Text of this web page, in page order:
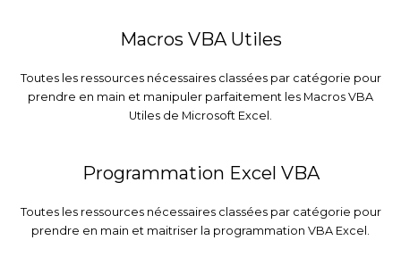
Macros VBA Utiles
Toutes les ressources nécessaires classées par catégorie pour
prendre en main et manipuler parfaitement les Macros VBA
Utiles de Microsoft Excel.
Programmation Excel VBA
Toutes les ressources nécessaires classées par catégorie pour
prendre en main et maitriser la programmation VBA Excel.